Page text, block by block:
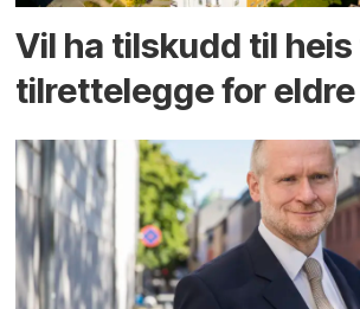
Vil ha tilskudd til heis
tilrettelegge for eldre